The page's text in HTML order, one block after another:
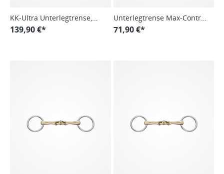
KK-Ultra Unterlegtrense,
doppelt gebrochen, mit
139,90 €*
Unterlegtrense Max-Control,
12mm
71,90 €*